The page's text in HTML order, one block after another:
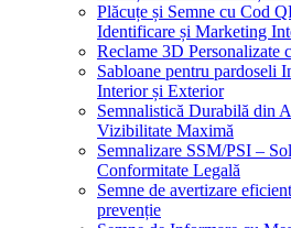
Plăcuțe și Semne cu Cod
Identificare și Marketing
Reclame 3D Personalizate
Sabloane pentru pardoseli
Interior și Exterior
Semnalistică Durabilă din
Vizibilitate Maximă
Semnalizare SSM/PSI –
Conformitate Legală
Semne de avertizare
prevenție